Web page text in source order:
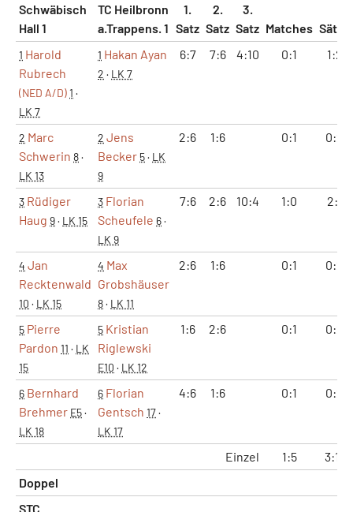
Schwäbisch
Hall 1
TC Heilbronn
a.Trappens. 1
1.
Satz
2.
Satz
3.
Satz Matches Sätze
1 Harold
Rubrech
(NED A/D)1 ·
LK 7
1 Hakan Ayan
2 · LK 7
6:7 7:6 4:10 0:1 1:2
2 Marc
Schwerin 8·
LK 13
2 Jens
Becker 5· LK
9
2:6 1:6 0:1 0:2
3 Rüdiger
Haug 9· LK 15
3 Florian
Scheufele 6·
LK 9
7:6 2:6 10:4 1:0 2:1
4 Jan
Recktenwald
10 · LK 15
4 Max
Grobshäuser
8· LK 11
2:6 1:6 0:1 0:2
5 Pierre
Pardon 11 · LK
15
5 Kristian
Riglewski
E10 · LK 12
1:6 2:6 0:1 0:2
6 Bernhard
Brehmer E5·
LK 18
6 Florian
Gentsch 17·
LK 17
4:6 1:6 0:1 0:2
Einzel 1:5
3:11
Doppel
STC